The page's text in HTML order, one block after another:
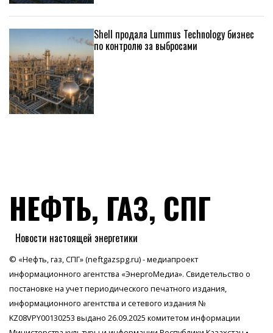
Shell продала Lummus Technology бизнес
по контролю за выбросами
НЕФТЬ, ГАЗ, СПГ
Новости настоящей энергетики
© «Нефть, газ, СПГ» (neftgazspg.ru) - медиапроект
информационного агентства «ЭнергоМедиа». Свидетельство о
постановке на учет периодического печатного издания,
информационного агентства и сетевого издания №
KZ08VPY00130253 выдано 26.09.2025 комитетом информации